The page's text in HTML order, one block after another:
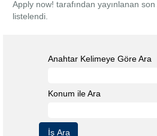
Apply now! tarafından yayınlanan
listelendi.
Anahtar Kelimeye Göre Ara
Konum ile Ara